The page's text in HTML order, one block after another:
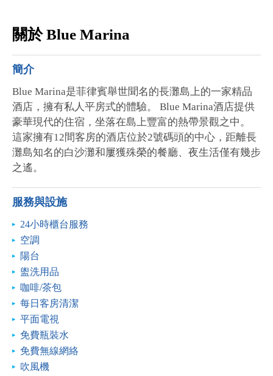
關於 Blue Marina
簡介
Blue Marina是菲律賓舉世聞名的長灘島上的一家精品
酒店，擁有私人平房式的體驗。 Blue Marina酒店提供
豪華現代的住宿，坐落在島上豐富的熱帶景觀之中。
這家擁有12間客房的酒店位於2號碼頭的中心，距離長
灘島知名的白沙灘和屢獲殊榮的餐廳、夜生活僅有幾步
之遙。
服務與設施
24小時櫃台服務
空調
陽台
盥洗用品
咖啡/茶包
每日客房清潔
平面電視
免費瓶裝水
免費無線網絡
吹風機